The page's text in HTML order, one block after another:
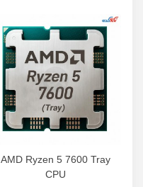
AMD Ryzen 5 7600 Tray
CPU